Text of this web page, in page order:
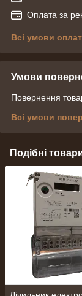
Оплата за
Всі умови
Умови
Повернення
Всі умови
Подібні